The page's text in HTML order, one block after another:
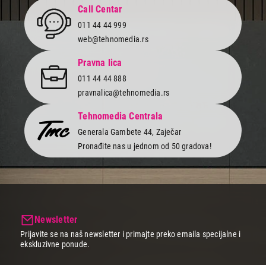
izaberi navlaku koja će savršeno odgovarati tvojoj dasci. Nabavi
svoj model već danas u Tehnomediji po uvek povoljnim cenama i
uz brzu i sigurnu dostavu na kućnu adresu!
Call Centar
011 44 44 999
web@tehnomedia.rs
Pravna lica
011 44 44 888
pravnalica@tehnomedia.rs
Tehnomedia Centrala
Generala Gambete 44, Zaječar
Pronađite nas u jednom od 50 gradova!
Newsletter
Prijavite se na naš newsletter i primajte preko emaila specijalne i
ekskluzivne ponude.